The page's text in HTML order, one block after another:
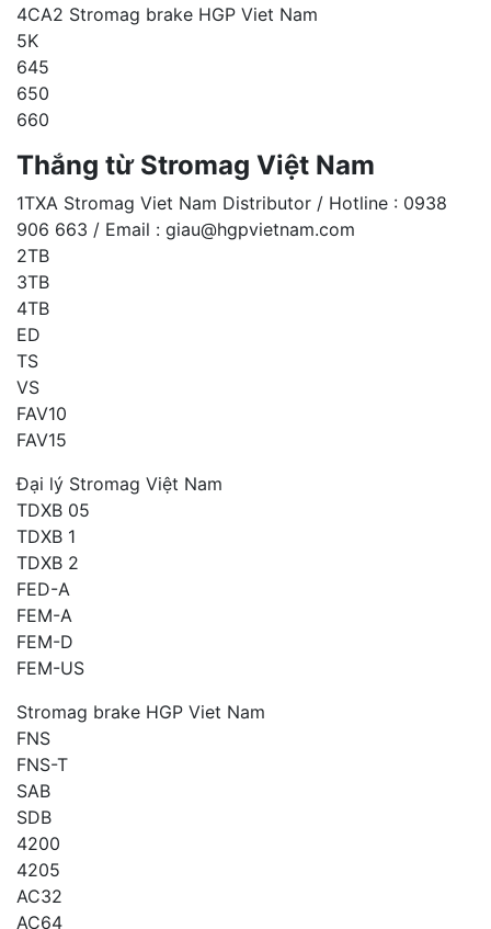
4CA2 Stromag brake HGP Viet Nam
5K
645
650
660
Thắng từ Stromag Việt Nam
1TXA Stromag Viet Nam Distributor / Hotline : 0938
906 663 / Email : giau@hgpvietnam.com
2TB
3TB
4TB
ED
TS
VS
FAV10
FAV15
Đại lý Stromag Việt Nam
TDXB 05
TDXB 1
TDXB 2
FED-A
FEM-A
FEM-D
FEM-US
Stromag brake HGP Viet Nam
FNS
FNS-T
SAB
SDB
4200
4205
AC32
AC64